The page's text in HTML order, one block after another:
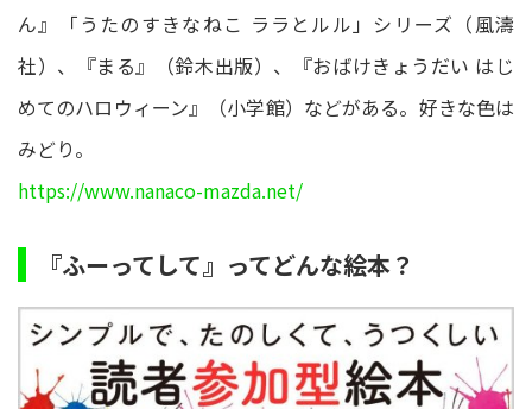
ん』「うたのすきなねこ ララとルル」シリーズ（風濤
社）、『まる』（鈴木出版）、『おばけきょうだい はじ
めてのハロウィーン』（小学館）などがある。好きな色は
みどり。
https://www.nanaco-mazda.net/
『ふーってして』ってどんな絵本？